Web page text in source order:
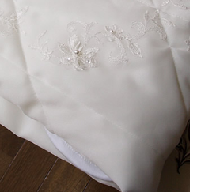
フルフリルのベビードレス
クフリルのベビードレス
レースのベビードレス＆お
をつなぐベビードレス
ト付きのタキシード風ベビ